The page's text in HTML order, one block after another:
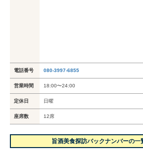
電話番号 080-3997-6855
営業時間 18:00〜24:00
定休日 日曜
座席数 12席
旨酒美食探訪バックナンバーの一